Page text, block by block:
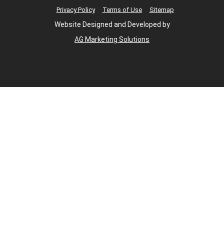
Privacy Policy
Terms of Use Sitemap
Website Designed and Developed by
AG Marketing Solutions